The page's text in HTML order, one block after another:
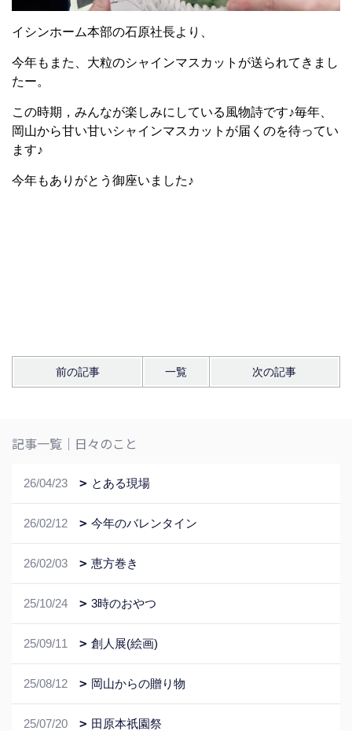
イシンホーム本部の石原社長より、
今年もまた、大粒のシャインマスカットが送られてきまし
たー。
この時期，みんなが楽しみにしている風物詩です♪毎年、
岡山から甘い甘いシャインマスカットが届くのを待ってい
ます♪
今年もありがとう御座いました♪
前の記事 一覧 次の記事
記事一覧｜日々のこと
26/04/23 とある現場
26/02/12 今年のバレンタイン
26/02/03 恵方巻き
25/10/24 3時のおやつ
25/09/11 創人展(絵画)
25/08/12 岡山からの贈り物
25/07/20 田原本祇園祭